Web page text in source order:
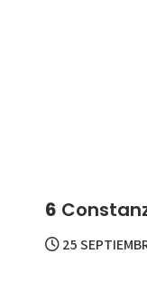
6
25